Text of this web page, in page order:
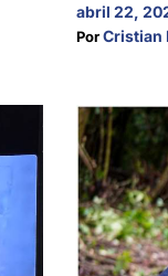
abril 22,
Por Cristian